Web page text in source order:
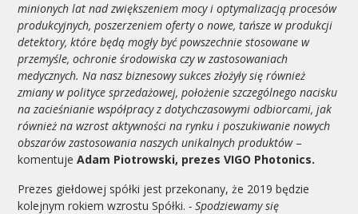
minionych lat nad zwiększeniem mocy i optymalizacją procesów
produkcyjnych, poszerzeniem oferty o nowe, tańsze w produkcji
detektory, które będą mogły być powszechnie stosowane w
przemyśle, ochronie środowiska czy w zastosowaniach
medycznych. Na nasz biznesowy sukces złożyły się również
zmiany w polityce sprzedażowej, położenie szczególnego nacisku
na zacieśnianie współpracy z dotychczasowymi odbiorcami, jak
również na wzrost aktywności na rynku i poszukiwanie nowych
obszarów zastosowania naszych unikalnych produktów–
komentujeAdam Piotrowski, prezes VIGO Photonics.
Prezes giełdowej spółki jest przekonany, że 2019 będzie
kolejnym rokiem wzrostu Spółki.- Spodziewamy się